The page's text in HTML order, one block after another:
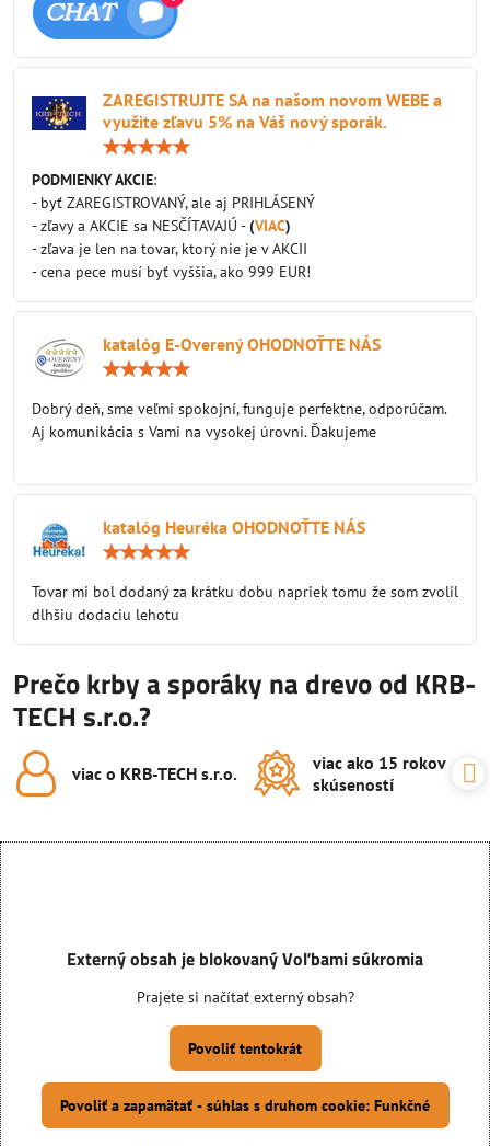
ZAREGISTRUJTE SA na našom novom WEBE a
využite zľavu 5% na Váš nový sporák.
PODMIENKY AKCIE:
- byť ZAREGISTROVANÝ, ale aj PRIHLÁSENÝ
- zľavy a AKCIE sa NESČÍTAVAJÚ -(VIAC)
- zľava je len na tovar, ktorý nie je v AKCII
- cena pece musí byť vyššia, ako 999 EUR!
katalóg E-Overený OHODNOŤTE NÁS
5
Dobrý deň, sme veľmi spokojní, funguje perfektne, odporúčam.
Aj komunikácia s Vami na vysokej úrovni. Ďakujeme
katalóg Heuréka OHODNOŤTE NÁS
5
Tovar mi bol dodaný za krátku dobu napriek tomu že som zvolil
dlhšiu dodaciu lehotu
Prečo krby a sporáky na drevo od KRB-
TECH s.r.o.?
viac o KRB-TECH s​.r​.o​.
viac ako 15 rokov
skúseností
Externý obsah je blokovaný Voľbami súkromia
Prajete si načítať externý obsah?
Povoliť tentokrát
Povoliť a zapamätať - súhlas s druhom cookie: Funkčné